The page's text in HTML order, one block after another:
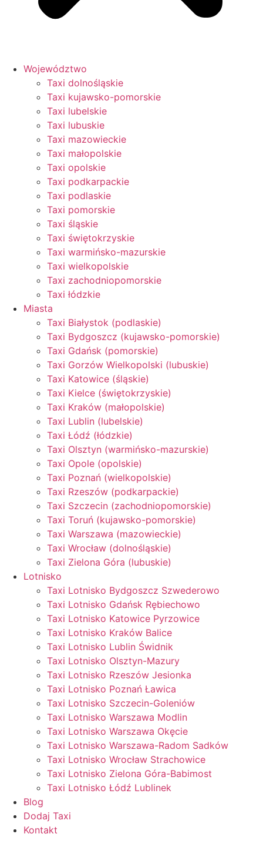
Województwo
Taxi dolnośląskie
Taxi kujawsko-pomorskie
Taxi lubelskie
Taxi lubuskie
Taxi mazowieckie
Taxi małopolskie
Taxi opolskie
Taxi podkarpackie
Taxi podlaskie
Taxi pomorskie
Taxi śląskie
Taxi świętokrzyskie
Taxi warmińsko-mazurskie
Taxi wielkopolskie
Taxi zachodniopomorskie
Taxi łódzkie
Miasta
Taxi Białystok (podlaskie)
Taxi Bydgoszcz (kujawsko-pomorskie)
Taxi Gdańsk (pomorskie)
Taxi Gorzów Wielkopolski (lubuskie)
Taxi Katowice (śląskie)
Taxi Kielce (świętokrzyskie)
Taxi Kraków (małopolskie)
Taxi Lublin (lubelskie)
Taxi Łódź (łódzkie)
Taxi Olsztyn (warmińsko-mazurskie)
Taxi Opole (opolskie)
Taxi Poznań (wielkopolskie)
Taxi Rzeszów (podkarpackie)
Taxi Szczecin (zachodniopomorskie)
Taxi Toruń (kujawsko-pomorskie)
Taxi Warszawa (mazowieckie)
Taxi Wrocław (dolnośląskie)
Taxi Zielona Góra (lubuskie)
Lotnisko
Taxi Lotnisko Bydgoszcz Szwederowo
Taxi Lotnisko Gdańsk Rębiechowo
Taxi Lotnisko Katowice Pyrzowice
Taxi Lotnisko Kraków Balice
Taxi Lotnisko Lublin Świdnik
Taxi Lotnisko Olsztyn-Mazury
Taxi Lotnisko Rzeszów Jesionka
Taxi Lotnisko Poznań Ławica
Taxi Lotnisko Szczecin-Goleniów
Taxi Lotnisko Warszawa Modlin
Taxi Lotnisko Warszawa Okęcie
Taxi Lotnisko Warszawa-Radom Sadków
Taxi Lotnisko Wrocław Strachowice
Taxi Lotnisko Zielona Góra-Babimost
Taxi Lotnisko Łódź Lublinek
Blog
Dodaj Taxi
Kontakt